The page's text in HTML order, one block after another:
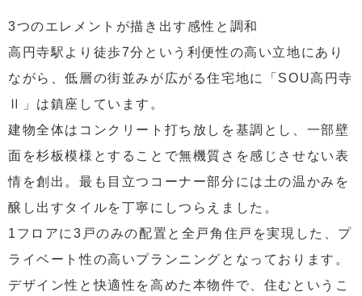
3つのエレメントが描き出す感性と調和
高円寺駅より徒歩7分という利便性の高い立地にあり
ながら、低層の街並みが広がる住宅地に「SOU高円寺
Ⅱ」は鎮座しています。
建物全体はコンクリート打ち放しを基調とし、一部壁
面を杉板模様とすることで無機質さを感じさせない表
情を創出。最も目立つコーナー部分には土の温かみを
醸し出すタイルを丁寧にしつらえました。
1フロアに3戸のみの配置と全戸角住戸を実現した、プ
ライベート性の高いプランニングとなっております。
デザイン性と快適性を高めた本物件で、住むというこ